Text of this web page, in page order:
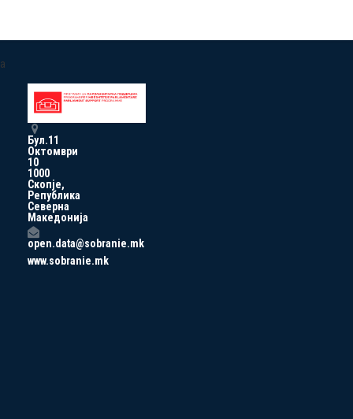
a
Бул.11
Октомври
10
1000
Скопје,
Република
Северна
Македонија
open.data@sobranie.mk
www.sobranie.mk